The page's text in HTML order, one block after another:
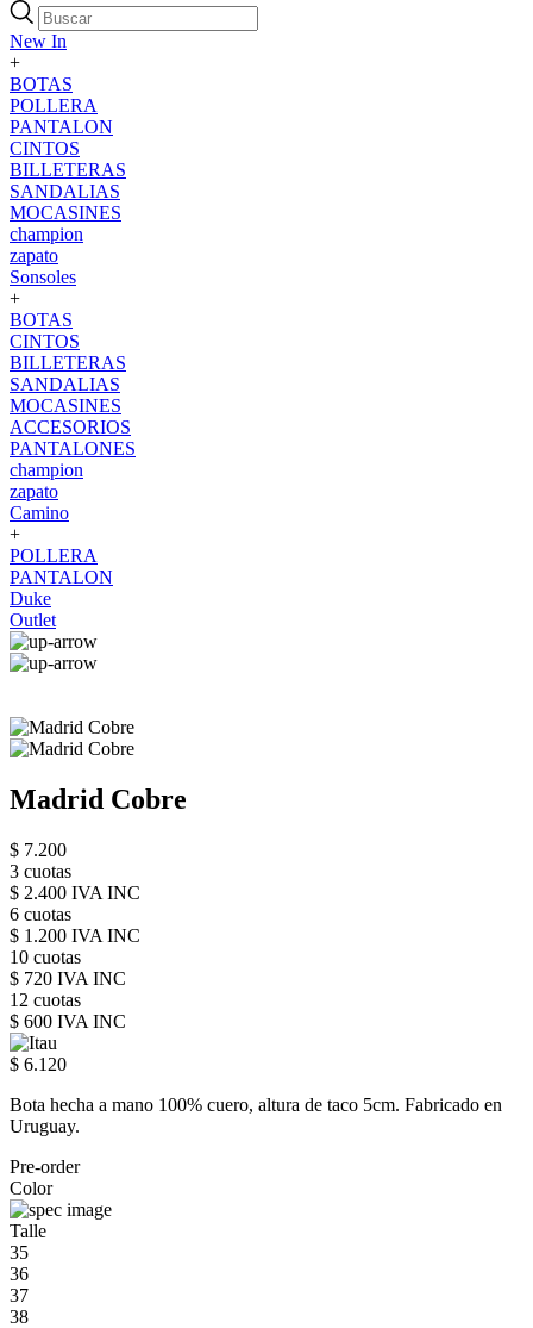
New In
+
BOTAS
POLLERA
PANTALON
CINTOS
BILLETERAS
SANDALIAS
MOCASINES
champion
zapato
Sonsoles
+
BOTAS
CINTOS
BILLETERAS
SANDALIAS
MOCASINES
ACCESORIOS
PANTALONES
champion
zapato
Camino
+
POLLERA
PANTALON
Duke
Outlet
Madrid Cobre
$ 7.200
3 cuotas
$ 2.400 IVA INC
6 cuotas
$ 1.200 IVA INC
10 cuotas
$ 720 IVA INC
12 cuotas
$ 600 IVA INC
$ 6.120
Bota hecha a mano 100% cuero, altura de taco 5cm. Fabricado en
Uruguay.
Pre-order
Color
Talle
35
36
37
38